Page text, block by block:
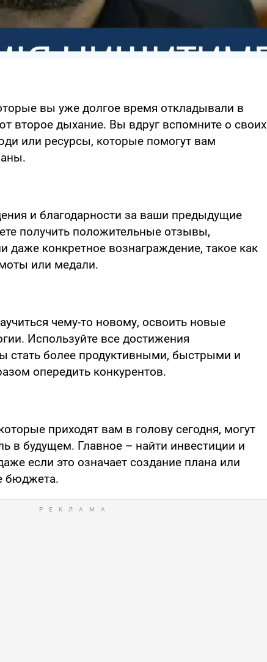
вы уже долгое время откладывали в
второе дыхание. Вы вдруг вспомните о своих
или ресурсы, которые помогут вам
и благодарности за ваши предыдущие
получить положительные отзывы,
даже конкретное вознаграждение, такое как
или медали.
чему-то новому, освоить новые
Используйте все достижения
стать более продуктивными, быстрыми и
опередить конкурентов.
приходят вам в голову сегодня, могут
в будущем. Главное – найти инвестиции и
если это означает создание плана или
бюджета.